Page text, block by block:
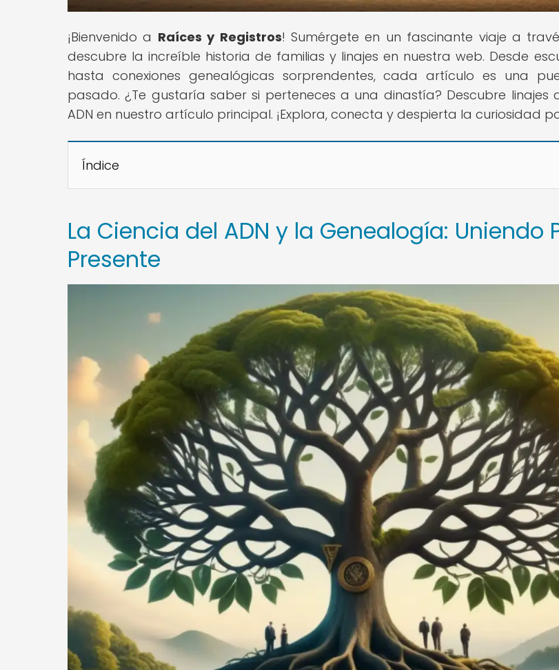
¡Bienvenido a Raíces y Registros! Sumérgete en un fascinante viaje a
descubre la increíble historia de familias y linajes en nuestra web. Desde
hasta conexiones genealógicas sorprendentes, cada artículo es una
pasado. ¿Te gustaría saber si perteneces a una dinastía? Descubre linajes
ADN en nuestro artículo principal. ¡Explora, conecta y despierta la curiosidad
Índice
La Ciencia del ADN y la Genealogía: Uniendo
Presente